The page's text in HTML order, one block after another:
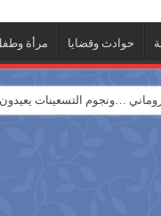
حوادث وقضايا مرأة
…ونجوم التسعينات يعيدون